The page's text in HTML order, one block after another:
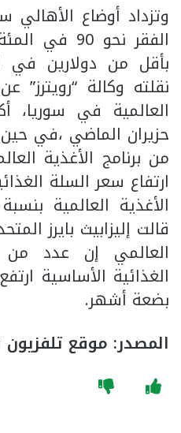
وتزداد أوضاع
الفقر نحو
بأقل من دولارين في
نقلته وكالة
العالمية في سوريا،
حزيران الماضي ،في
من برنامج الأغذية
ارتفاع سعر السلة
قالت إليزابيث بايرز
العالمي إن عدد من
بضعة أشهر.
المصدر: موقع تلفزيون